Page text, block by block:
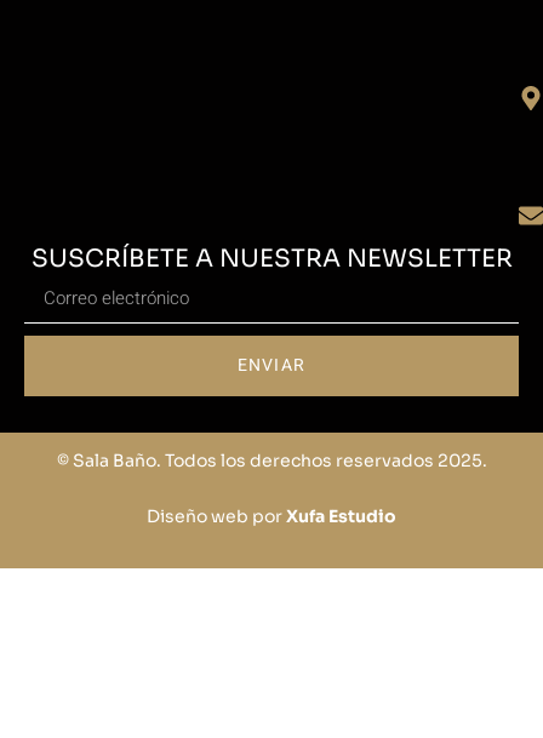
SUSCRÍBETE A NUESTRA NEWSLETTER
ENVIAR
© Sala Baño. Todos los derechos reservados 2025.
Diseño web porXufa Estudio